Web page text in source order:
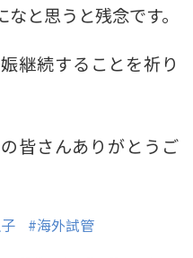
と思うと残念です。
継続することを祈り
皆さんありがとうご
#海外試管